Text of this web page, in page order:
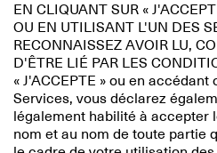
EN CLIQUANT SUR «
OU EN UTILISANT L'UN DES
RECONNAISSEZ AVOIR LU,
D'ÊTRE LIÉ PAR LES
« J'ACCEPTE » ou en
Services, vous déclarez
légalement habilité à accepter
nom et au nom de toute partie